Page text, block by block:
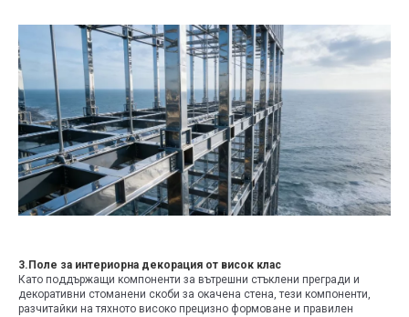
3.Поле за интериорна декорация от висок клас
Като поддържащи компоненти за вътрешни стъклени прегради и
декоративни стоманени скоби за окачена стена, тези компоненти,
разчитайки на тяхното високо прецизно формоване и правилен